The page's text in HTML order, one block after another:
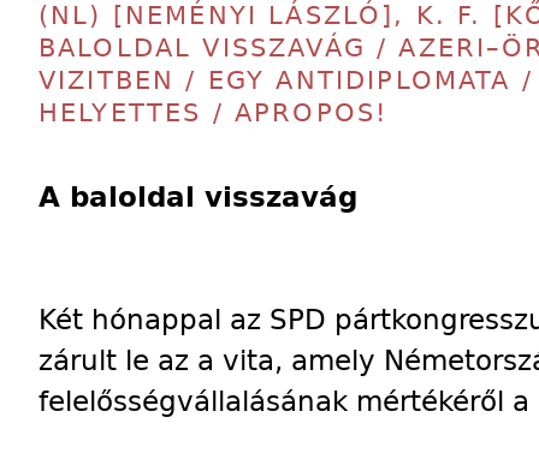
(NL) [NEMÉNYI LÁSZLÓ], K. F.
BALOLDAL VISSZAVÁG /
VIZITBEN / EGY ANTIDIPLOMATA
HELYETTES / APROPOS!
A baloldal visszavág
Két hónappal az SPD
zárult le az a vita, amely
felelősségvállalásának mértékéről